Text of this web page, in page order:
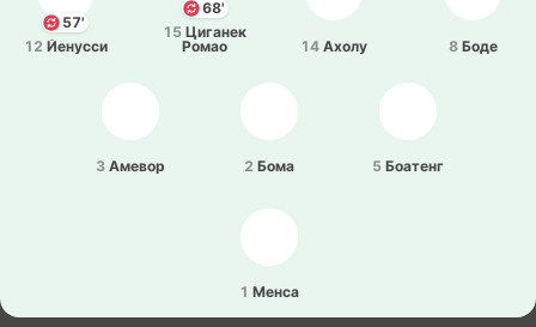
1 Менса
5 Боа­тенг
3 Амевор 2 Бома
68'
15 Ци­га­нек
Ромао
14 Ахолу 8 Боде
57'
12 Йе­ну­сси